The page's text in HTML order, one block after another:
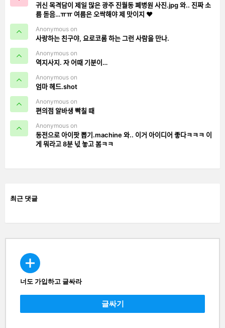
귀신 목격담이 제일 많은 광주 진월동 폐병원 사진.jpg 와.. 진짜 소
름 돋음…ㅠㅠ 여름은 오싹해야 제 맛이지 ❤️
Anonymous on
사랑하는 친구야, 요로코롬 하는 그런 사람을 만나.
Anonymous on
역지사지. 자 어때 기분이…
Anonymous on
엄마 헤드.shot
Anonymous on
편의점 알바생 빡칠 때
Anonymous on
동전으로 아이팟 뽑기.machine 와.. 이거 아이디어 좋다ㅋㅋㅋ 이
게 뭐라고 8분 넋 놓고 봄ㅋㅋ
최근 댓글
CREATE
너도 가입하고 글싸라
글싸기